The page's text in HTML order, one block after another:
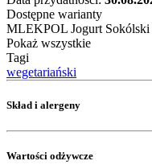
Dostępne warianty
MLEKPOL Jogurt
Pokaż wszystkie
Tagi
wegetariański
Skład i alergeny
Wartości odżywcze